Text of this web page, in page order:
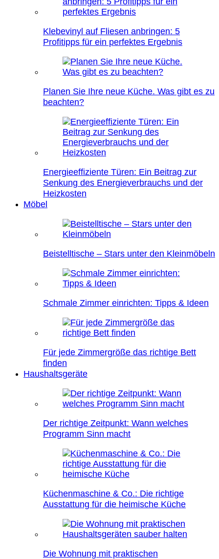
Klebevinyl auf Fliesen anbringen: 5
Profitipps für ein perfektes Ergebnis
Planen Sie Ihre neue Küche. Was gibt es zu
beachten?
Energieeffiziente Türen: Ein Beitrag zur
Senkung des Energieverbrauchs und der
Heizkosten
Möbel
Beistelltische – Stars unter den Kleinmöbeln
Schmale Zimmer einrichten: Tipps & Ideen
Für jede Zimmergröße das richtige Bett
finden
Haushaltsgeräte
Der richtige Zeitpunkt: Wann welches
Programm Sinn macht
Küchenmaschine & Co.: Die richtige
Ausstattung für die heimische Küche
Die Wohnung mit praktischen